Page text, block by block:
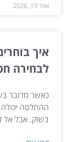
אפר 19, 2026
איך
לבחירה
כאשר מדובר
ההחלטה
בשוק. אבל אל